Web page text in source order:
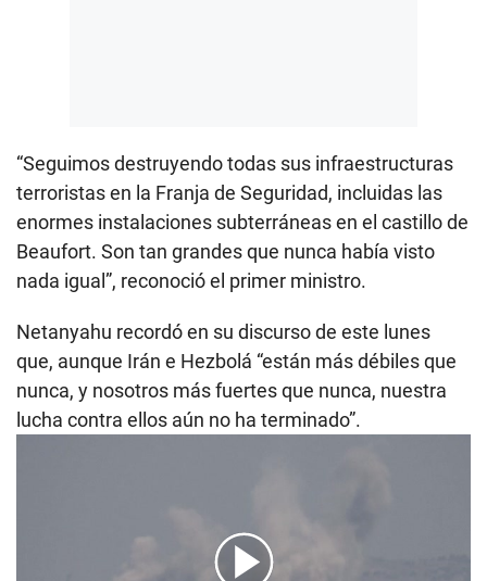
“Seguimos destruyendo todas sus infraestructuras
terroristas en la Franja de Seguridad, incluidas las
enormes instalaciones subterráneas en el castillo de
Beaufort. Son tan grandes que nunca había visto
nada igual”, reconoció el primer ministro.
Netanyahu recordó en su discurso de este lunes
que, aunque Irán e Hezbolá “están más débiles que
nunca, y nosotros más fuertes que nunca, nuestra
lucha contra ellos aún no ha terminado”.